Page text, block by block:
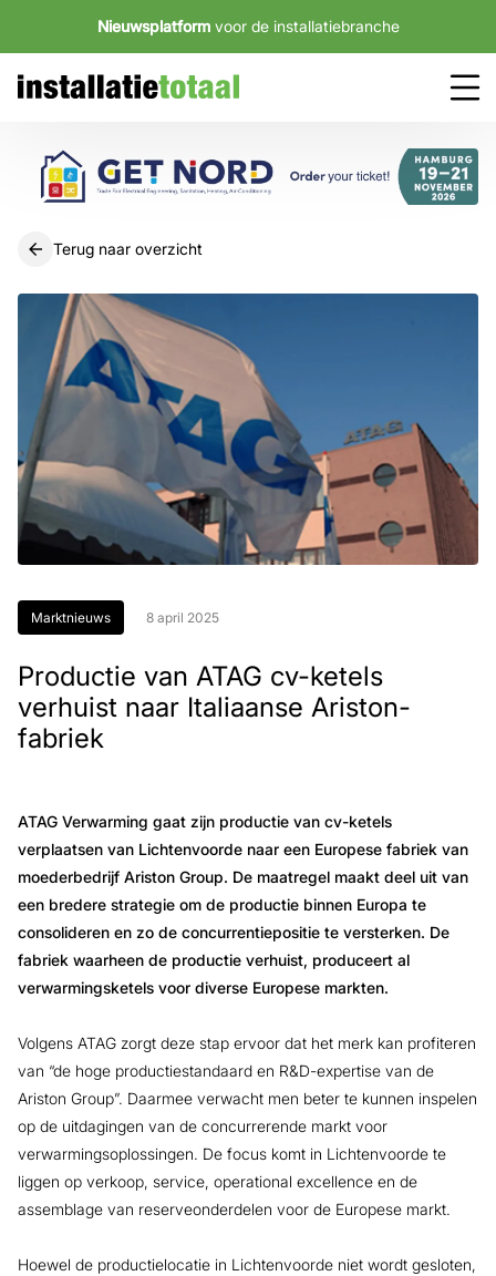
Nieuwsplatform voor de installatiebranche
Terug naar overzicht
Marktnieuws 8 april 2025
Productie van ATAG cv-ketels
verhuist naar Italiaanse Ariston-
fabriek
ATAG Verwarming gaat zijn productie van cv-ketels
verplaatsen van Lichtenvoorde naar een Europese fabriek van
moederbedrijf Ariston Group. De maatregel maakt deel uit van
een bredere strategie om de productie binnen Europa te
consolideren en zo de concurrentiepositie te versterken. De
fabriek waarheen de productie verhuist, produceert al
verwarmingsketels voor diverse Europese markten.
Volgens ATAG zorgt deze stap ervoor dat het merk kan profiteren
van “de hoge productiestandaard en R&D-expertise van de
Ariston Group”. Daarmee verwacht men beter te kunnen inspelen
op de uitdagingen van de concurrerende markt voor
verwarmingsoplossingen. De focus komt in Lichtenvoorde te
liggen op verkoop, service, operational excellence en de
assemblage van reserveonderdelen voor de Europese markt.
Hoewel de productielocatie in Lichtenvoorde niet wordt gesloten,